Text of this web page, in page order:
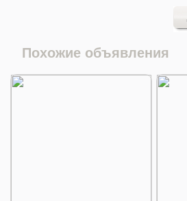
Похожие объявления